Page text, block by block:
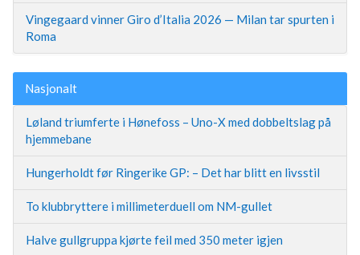
Vingegaard vinner Giro d’Italia 2026 — Milan tar spurten i
Roma
Nasjonalt
Løland triumferte i Hønefoss – Uno-X med dobbeltslag på
hjemmebane
Hungerholdt før Ringerike GP: – Det har blitt en livsstil
To klubbryttere i millimeterduell om NM-gullet
Halve gullgruppa kjørte feil med 350 meter igjen